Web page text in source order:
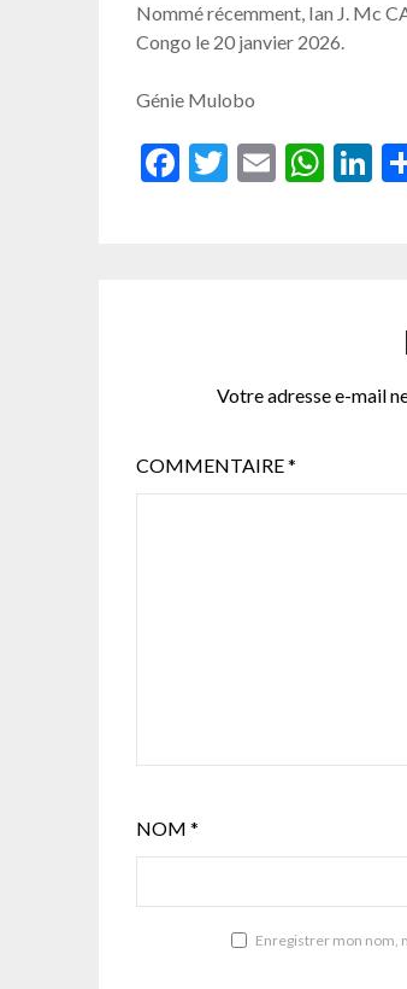
Nommé récemment, Ian J. Mc
Congo le 20 janvier 2026.
Génie Mulobo
Facebook
Twitter
Email
Votre adresse e-mail
COMMENTAIRE*
NOM*
Enregistrer mon nom,